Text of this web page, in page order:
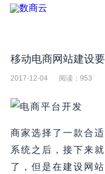
移动电商网站建设
2017-12-04 阅读： 953
商家选择了一款合
系统之后，接下来
了，但是在建设网